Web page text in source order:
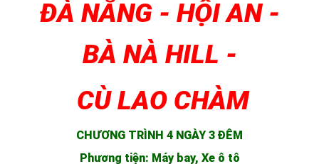
ĐÀ NẴNG - HỘI AN -
BÀ NÀ HILL -
CÙ LAO CHÀM
CHƯƠNG TRÌNH 4 NGÀY 3 ĐÊM
Phương tiện: Máy bay, Xe ô tô